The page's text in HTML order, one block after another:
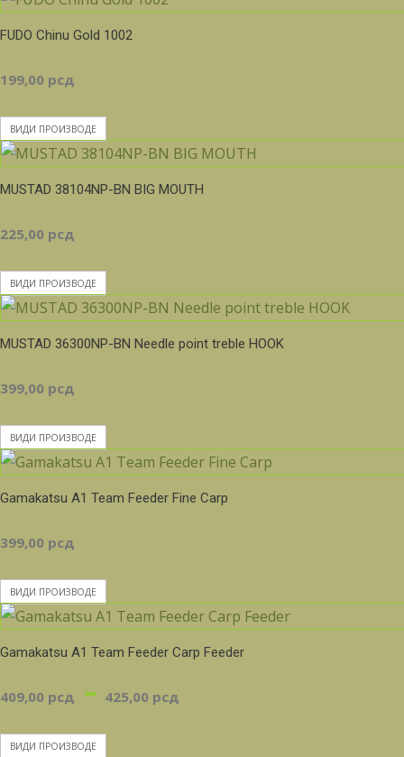
од
685,00 рсд
FUDO Chinu Gold 1002
199,00 рсд
ВИДИ ПРОИЗВОДЕ
MUSTAD 38104NP-BN BIG MOUTH
225,00 рсд
ВИДИ ПРОИЗВОДЕ
MUSTAD 36300NP-BN Needle point treble HOOK
399,00 рсд
ВИДИ ПРОИЗВОДЕ
Gamakatsu A1 Team Feeder Fine Carp
399,00 рсд
ВИДИ ПРОИЗВОДЕ
Gamakatsu A1 Team Feeder Carp Feeder
409,00 рсд – 425,00 рсд
ВИДИ ПРОИЗВОДЕ